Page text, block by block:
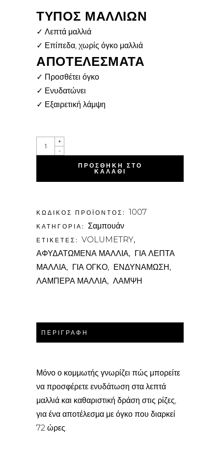
ΤΥΠΟΣ ΜΑΛΛΙΩΝ
✓ Λεπτά μαλλιά
✓ Επίπεδα, χωρίς όγκο μαλλιά
ΑΠΟΤΕΛΕΣΜΑΤΑ
✓ Προσθέτει όγκο
✓ Ενυδατώνει
✓ Εξαιρετική λάμψη
QUANTITY
-
+
ΠΡΟΣΘΉΚΗ ΣΤΟ
ΚΑΛΆΘΙ
ΚΩΔΙΚΌΣ ΠΡΟΪΌΝΤΟΣ: 1007
ΚΑΤΗΓΟΡΊΑ: Σαμπουάν
ΕΤΙΚΈΤΕΣ: VOLUMETRY,
ΑΦΥΔΑΤΩΜΕΝΑ ΜΑΛΛΙΑ, ΓΙΑ ΛΕΠΤΑ
ΜΑΛΛΙΑ, ΓΙΑ ΟΓΚΟ, ΕΝΔΥΝΑΜΩΣΗ,
ΛΑΜΠΕΡΑ ΜΑΛΛΙΑ, ΛΑΜΨΗ
ΠΕΡΙΓΡΑΦΉ
Μόνο ο κομμωτής γνωρίζει πώς μπορείτε
να προσφέρετε ενυδάτωση στα λεπτά
μαλλιά και καθαριστική δράση στις ρίζες,
για ένα αποτέλεσμα με όγκο που διαρκεί
72 ώρες.